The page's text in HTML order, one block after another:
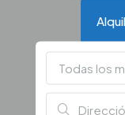
Todas los